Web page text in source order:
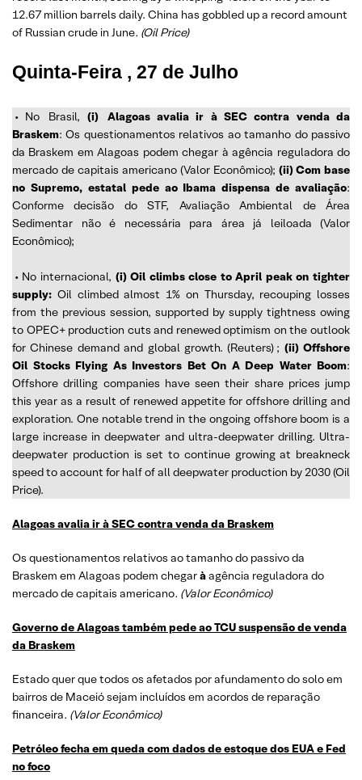
12.67 million barrels daily. China has gobbled up a record amount
of Russian crude in June. (Oil Price)
Quinta-Feira , 27 de Julho
• No Brasil, (i)
Alagoas avalia ir à SEC contra venda da
Braskem: Os questionamentos relativos ao tamanho do passivo
da Braskem em Alagoas podem chegar à agência reguladora do
mercado de capitais americano (Valor Econômico); (ii)Com base
no Supremo, estatal pede ao Ibama dispensa de avaliação:
Conforme decisão do STF, Avaliação Ambiental de Área
Sedimentar não é necessária para área já leiloada (Valor
Econômico);
• No internacional, (i)Oil climbs close to April peak on tighter
supply: Oil climbed almost 1% on Thursday, recouping losses
from the previous session, supported by supply tightness owing
to OPEC+ production cuts and renewed optimism on the outlook
for Chinese demand and global growth. (Reuters) ; (ii) Offshore
Oil Stocks Flying As Investors Bet On A Deep Water Boom:
Offshore drilling companies have seen their share prices jump
this year as a result of renewed appetite for offshore drilling and
exploration. One notable trend in the ongoing offshore boom is a
large increase in deepwater and ultra-deepwater drilling. Ultra-
deepwater production is set to continue growing at breakneck
speed to account for half of all deepwater production by 2030 (Oil
Price).
Alagoas avalia ir à SEC contra venda da Braskem
Os questionamentos relativos ao tamanho do passivo da
Braskem em Alagoas podem chegaràagência reguladora do
mercado de capitais americano. (Valor Econômico)
Governo de Alagoas também pede ao TCU suspensão de venda
da Braskem
Estado quer que todos os afetados por afundamento do solo em
bairros de Maceió sejam incluídos em acordos de reparação
financeira. (Valor Econômico)
Petróleo fecha em queda com dados de estoque dos EUA e Fed
no foco